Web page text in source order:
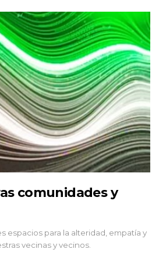
comunidades y
espacios para la alteridad, empatía y
vecinas y vecinos.